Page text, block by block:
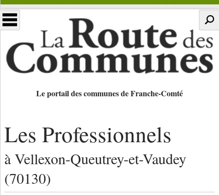
Le portail des communes de Franche-Comté
Les Professionnels
à Vellexon-Queutrey-et-Vaudey
(70130)